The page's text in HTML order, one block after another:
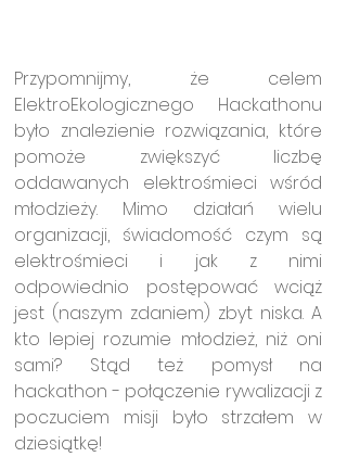
Przypomnijmy, że celem
ElektroEkologicznego Hackathonu
było znalezienie rozwiązania, które
pomoże zwiększyć liczbę
oddawanych elektrośmieci wśród
młodzieży. Mimo działań wielu
organizacji, świadomość czym są
elektrośmieci i jak z nimi
odpowiednio postępować wciąż
jest (naszym zdaniem) zbyt niska. A
kto lepiej rozumie młodzież, niż oni
sami? Stąd też pomysł na
hackathon - połączenie rywalizacji z
poczuciem misji było strzałem w
dziesiątkę!